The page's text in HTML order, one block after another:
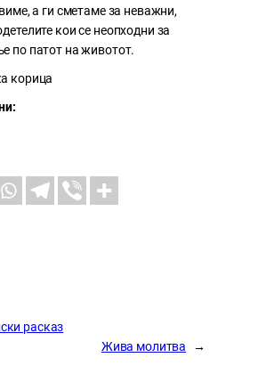
а ги сметаме за неважни,
кои се неопходни за
по патот на животот.
корица
расказ
Жива молитва
→